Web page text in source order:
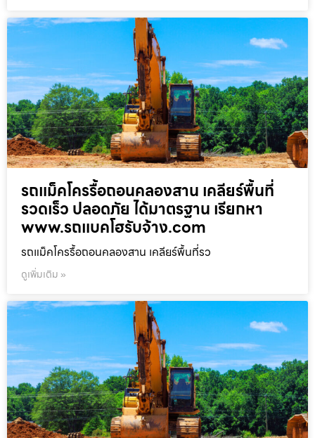
รถแม็คโครรื้อถอนคลองสาน เคลียร์พื้นที่
รวดเร็ว ปลอดภัย ได้มาตรฐาน เรียกหา
www.รถแบคโฮรับจ้าง.com
รถแม็คโครรื้อถอนคลองสาน เคลียร์พื้นที่รว
ดูเพิ่มเติม »